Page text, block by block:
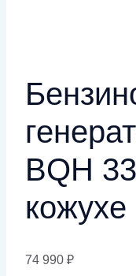
BQH
кожухе
74 990 ₽